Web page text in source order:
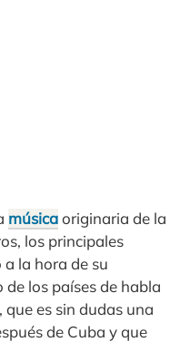
músicaoriginaria de la
los principales
la hora de su
de los países de habla
es sin dudas una
de Cuba y que